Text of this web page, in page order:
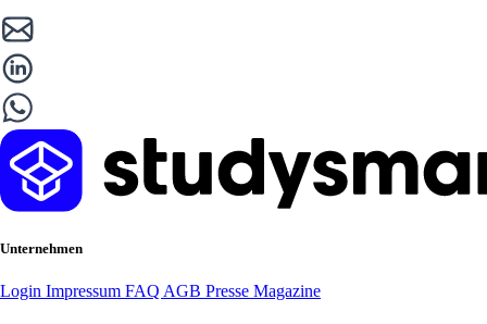
Unternehmen
Login Impressum FAQ AGB Presse Magazine